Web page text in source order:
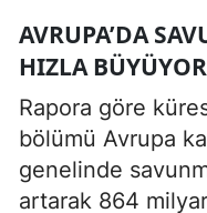
AVRUPA’DA
HIZLA BÜYÜYOR
Rapora göre
bölümü Avrupa
genelinde
artarak 864